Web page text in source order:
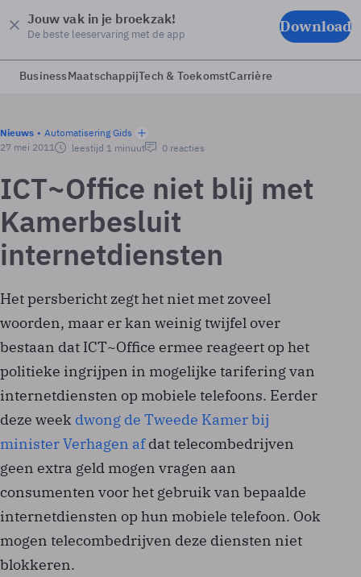
Jouw vak in je broekzak!
De beste leeservaring met de app Download
BusinessMaatschappijTech & ToekomstCarrière
Nieuws
Automatisering Gids
27 mei 2011
leestijd 1 minuut 0 reacties
ICT~Office niet blij met
Kamerbesluit
internetdiensten
Het persbericht zegt het niet met zoveel
woorden, maar er kan weinig twijfel over
bestaan dat ICT~Office ermee reageert op het
politieke ingrijpen in mogelijke tarifering van
internetdiensten op mobiele telefoons. Eerder
deze week dwong de Tweede Kamer bij
minister Verhagen afdat telecombedrijven
geen extra geld mogen vragen aan
consumenten voor het gebruik van bepaalde
internetdiensten op hun mobiele telefoon. Ook
mogen telecombedrijven deze diensten niet
blokkeren.